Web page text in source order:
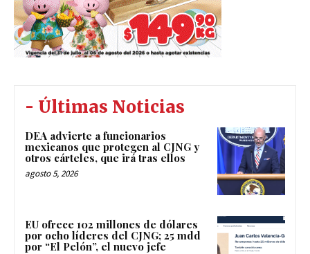
- Últimas Noticias
DEA advierte a funcionarios
mexicanos que protegen al CJNG y
otros cárteles, que irá tras ellos
agosto 5, 2026
EU ofrece 102 millones de dólares
por ocho líderes del CJNG; 25 mdd
por “El Pelón”, el nuevo jefe